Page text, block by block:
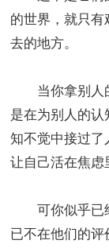
的世界，就只
去的地方。
当你拿别人的
是在为别人的
知不觉中接过了
让自己活在焦虑
可你似乎已经
已不在他们的